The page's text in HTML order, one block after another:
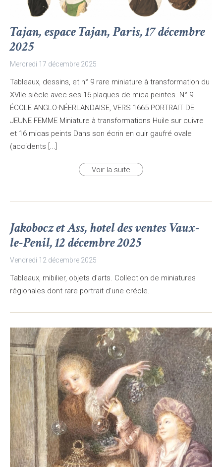
Tajan, espace Tajan, Paris, 17 décembre
2025
Mercredi 17 décembre 2025
Tableaux, dessins, et n° 9 rare miniature à transformation du
XVIIe siècle avec ses 16 plaques de mica peintes. N° 9.
ÉCOLE ANGLO-NÉERLANDAISE, VERS 1665 PORTRAIT DE
JEUNE FEMME Miniature à transformations Huile sur cuivre
et 16 micas peints Dans son écrin en cuir gaufré ovale
(accidents [...]
Voir la suite
Jakobocz et Ass, hotel des ventes Vaux-
le-Penil, 12 décembre 2025
Vendredi 12 décembre 2025
Tableaux, mibilier, objets d'arts. Collection de miniatures
régionales dont rare portrait d'une créole.